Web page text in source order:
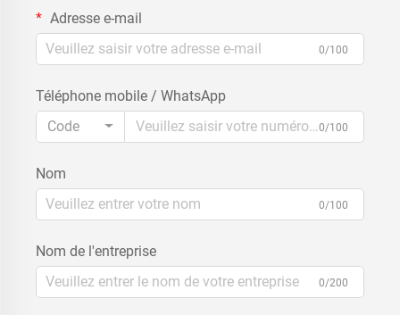
Adresse e-mail
0/100
Téléphone mobile / WhatsApp
Code
0/100
Nom
0/100
Nom de l'entreprise
0/200